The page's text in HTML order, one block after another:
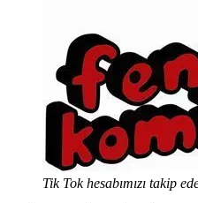
Tik Tok hesabımızı takip